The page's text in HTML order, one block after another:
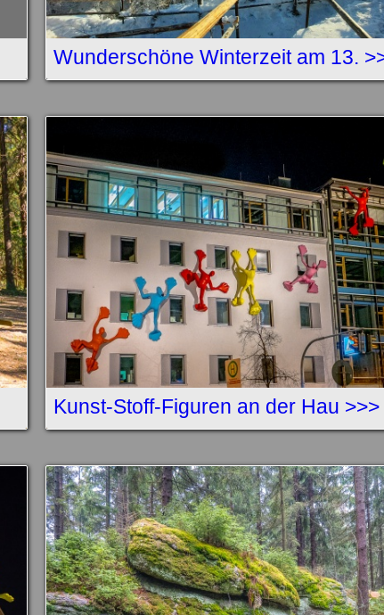
Wunderschöne Winterzeit am 13.
Kunst-Stoff-Figuren an der Hau >>>